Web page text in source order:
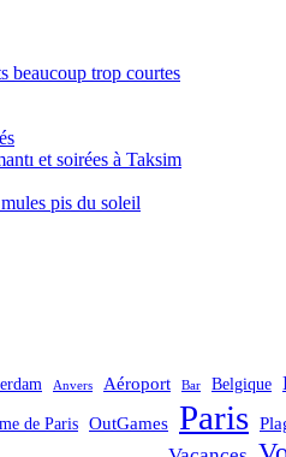
beaucoup trop courtes
et soirées à Taksim
pis du soleil
Anvers Aéroport Bar Belgique
de Paris OutGames Paris